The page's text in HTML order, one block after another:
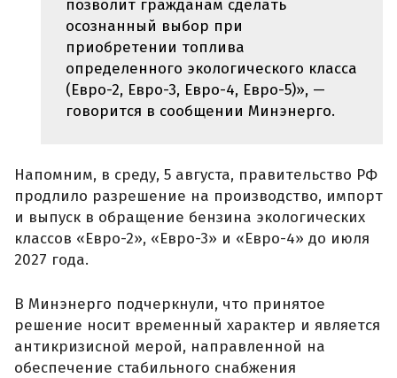
позволит гражданам сделать
осознанный выбор при
приобретении топлива
определенного экологического класса
(Евро-2, Евро-3, Евро-4, Евро-5)», —
говорится в сообщении Минэнерго.
Напомним, в среду, 5 августа, правительство РФ
продлило разрешение на производство, импорт
и выпуск в обращение бензина экологических
классов «Евро-2», «Евро-3» и «Евро-4» до июля
2027 года.
В Минэнерго подчеркнули, что принятое
решение носит временный характер и является
антикризисной мерой, направленной на
обеспечение стабильного снабжения